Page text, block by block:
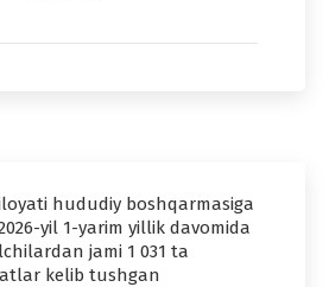
hududiy boshqarmasiga
yil 1-yarim yillik davomida
jami 1 031 ta
kelib tushgan